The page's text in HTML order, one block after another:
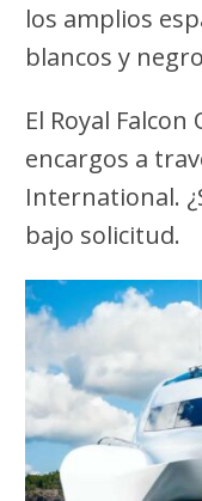
los amplios
blancos y
El Royal
encargos a
International.
bajo solicitud.